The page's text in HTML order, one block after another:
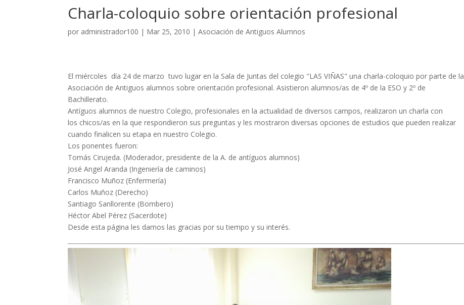
Charla-coloquio sobre orientación profesional
por administrador100 | Mar 25, 2010 |Asociación de Antiguos Alumnos
El miércoles día 24 de marzo tuvo lugar en la Sala de Juntas del colegio "LAS VIÑAS" una charla-coloquio por parte de la
Asociación de Antiguos alumnos sobre orientación profesional. Asistieron alumnos/as de 4º de la ESO y 2º de
Bachillerato.
Antíguos alumnos de nuestro Colegio, profesionales en la actualidad de diversos campos, realizaron un charla con
los chicos/as en la que respondieron sus preguntas y les mostraron diversas opciones de estudios que pueden realizar
cuando finalicen su etapa en nuestro Colegio.
Los ponentes fueron:
Tomás Cirujeda. (Moderador, presidente de la A. de antíguos alumnos)
José Angel Aranda (Ingeniería de caminos)
Francisco Muñoz (Enfermería)
Carlos Muñoz (Derecho)
Santiago Sanllorente (Bombero)
Héctor Abel Pérez (Sacerdote)
Desde esta página les damos las gracias por su tiempo y su interés.